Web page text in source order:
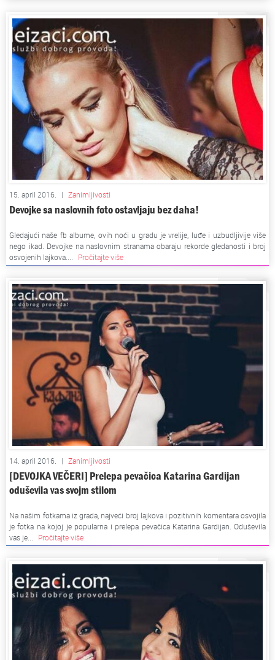
15. april 2016. | Zanimljivosti
Devojke sa naslovnih foto ostavljaju bez daha!
Gledajući naše fb albume, ovih noći u gradu je vrelije, luđe i uzbudljivije više
nego ikad. Devojke na naslovnim stranama obaraju rekorde gledanosti i broj
osvojenih lajkova....
Pročitajte više
14. april 2016. | Zanimljivosti
[DEVOJKA VEČERI] Prelepa pevačica Katarina Gardijan
oduševila vas svojm stilom
Na našim fotkama iz grada, najveći broj lajkova i pozitivnih komentara osvojila
je fotka na kojoj je popularna i prelepa pevačica Katarina Gardijan. Oduševila
vas je...
Pročitajte više